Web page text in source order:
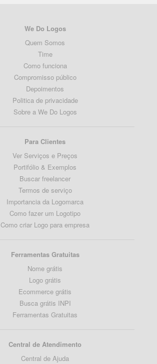
We Do Logos
Quem Somos
Time
Como funciona
Compromisso público
Depoimentos
Politica de privacidade
Sobre a We Do Logos
Para Clientes
Ver Serviços e Preços
Portifólio & Exemplos
Buscar freelancer
Termos de serviço
Importancia da Logomarca
Como fazer um Logotipo
Como criar Logo para empresa
Ferramentas Gratuitas
Nome grátis
Logo grátis
Ecommerce grátis
Busca grátis INPI
Ferramentas Gratuitas
Central de Atendimento
Central de Ajuda